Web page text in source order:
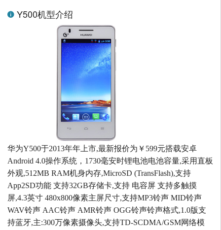
Y500机型介绍
华为Y500于2013年年上市,最新报价为￥599元搭载安卓
Android 4.0操作系统，1730毫安时锂电池电池容量,采用直板
外观,512MB RAM机身内存,MicroSD (TransFlash),支持
App2SD功能 支持32GB存储卡,支持 电容屏 支持多触摸
屏,4.3英寸 480x800像素主屏尺寸,支持MP3铃声 MID铃声
WAV铃声 AAC铃声 AMR铃声 OGG铃声铃声格式,1.0版支
持蓝牙,主:300万像素摄像头,支持TD-SCDMA/GSM网络模